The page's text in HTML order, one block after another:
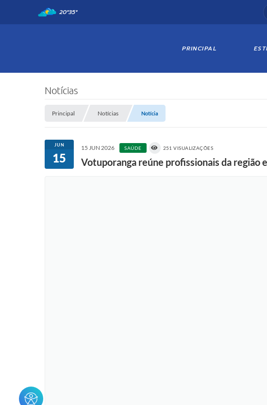
20°35°
PRINCIPAL
Notícias
Principal Notícias Notícia
JUN
15
15 JUN 2026 SAÚDE 251 VISUALIZAÇÕES
Votuporanga reúne profissionais da região